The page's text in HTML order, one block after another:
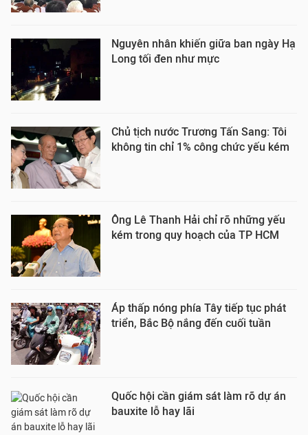
Nguyên nhân khiến giữa ban ngày Hạ
Long tối đen như mực
Chủ tịch nước Trương Tấn Sang: Tôi
không tin chỉ 1% công chức yếu kém
Ông Lê Thanh Hải chỉ rõ những yếu
kém trong quy hoạch của TP HCM
Áp thấp nóng phía Tây tiếp tục phát
triển, Bắc Bộ nắng đến cuối tuần
Quốc hội cần giám sát làm rõ dự án
bauxite lỗ hay lãi